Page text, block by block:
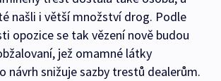
našli i větší množství drog. Podle
opozice se tak vězení nově budou
jež omamné látky
návrh snižuje sazby trestů dealerům.